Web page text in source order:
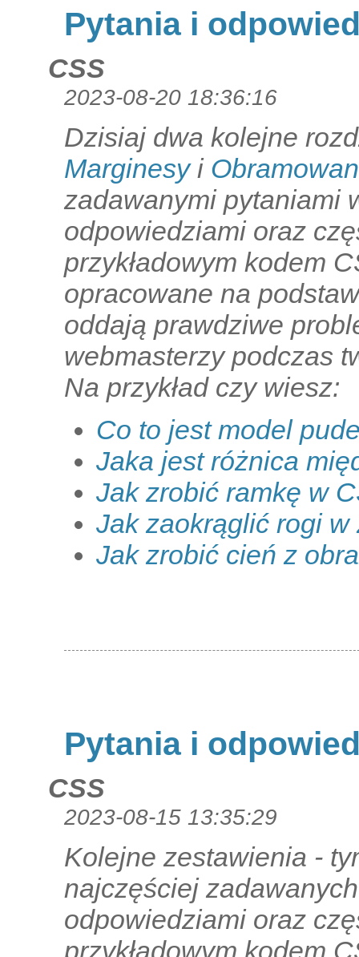
Pytania i
CSS
2023-08-20 18:36:16
Dzisiaj dwa kolejne
Marginesyi
zadawanymi pytaniami
odpowiedziami oraz
przykładowym kodem
opracowane na
oddają prawdziwe
webmasterzy podczas
Na przykład czy wiesz:
Co to jest model
Jaka jest różnica
Jak zrobić ramkę w
Jak zaokrąglić rogi w
Jak zrobić cień z
Pytania i
CSS
2023-08-15 13:35:29
Kolejne zestawienia -
najczęściej
odpowiedziami oraz
przykładowym kodem